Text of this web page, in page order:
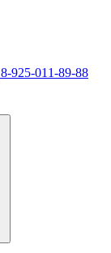
8-925-011-89-88